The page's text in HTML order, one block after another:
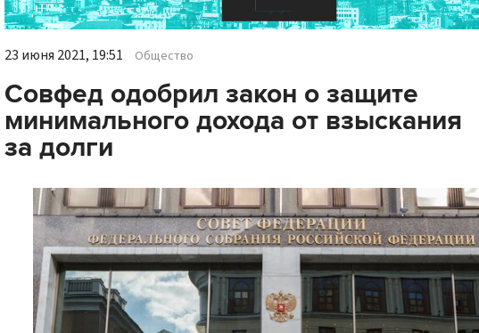
23 июня 2021, 19:51 Общество
Совфед одобрил закон о защите
минимального дохода от взыскания
за долги